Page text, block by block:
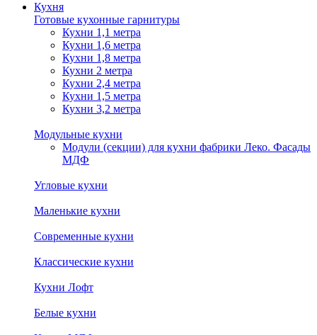
Кухня
Готовые кухонные гарнитуры
Кухни 1,1 метра
Кухни 1,6 метра
Кухни 1,8 метра
Кухни 2 метра
Кухни 2,4 метра
Кухни 1,5 метра
Кухни 3,2 метра
Модульные кухни
Модули (секции) для кухни фабрики Леко. Фасады
МДФ
Угловые кухни
Маленькие кухни
Современные кухни
Классические кухни
Кухни Лофт
Белые кухни